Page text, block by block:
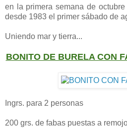
en la primera semana de
desde 1983 el primer sábado de
Uniendo mar y tierra...
BONITO DE BURELA CON
Ingrs. para 2 personas
200 grs. de fabas puestas a